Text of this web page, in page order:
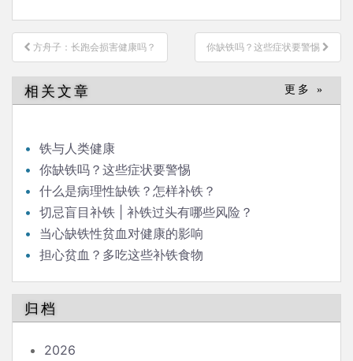
文
章
导
航
方舟子：长跑会损害健康吗？ 你缺铁吗？这些症状要警惕
相关文章 更多 »
铁与人类健康
你缺铁吗？这些症状要警惕
什么是病理性缺铁？怎样补铁？
切忌盲目补铁 | 补铁过头有哪些风险？
当心缺铁性贫血对健康的影响
担心贫血？多吃这些补铁食物
归档
2026